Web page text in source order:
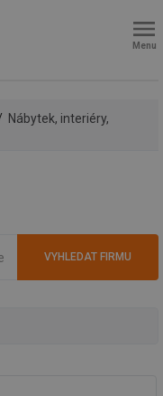
Menu
Nábytek, interiéry,